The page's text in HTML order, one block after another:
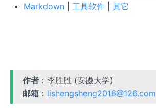
Markdown| 工具软件| 其它
作者 ：李胜胜 (安徽大学)
邮箱 ： lishengsheng2016@126.com